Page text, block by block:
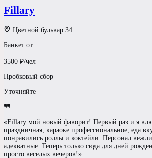
Формат площадки
Светлый Лофт
Шатер у воды
Усадьба
Гостей
до 60 чел
Fillary
Цветной бульвар 34
Банкет от
3500 ₽/чел
Пробковый сбор
Уточняйте
«Fillary мой новый фаворит! Первый раз и я
праздничная, караоке профессиональное, еда
понравились роллы и коктейли. Персонал
адекватные. Теперь только сюда для дней
просто веселых вечеров!»